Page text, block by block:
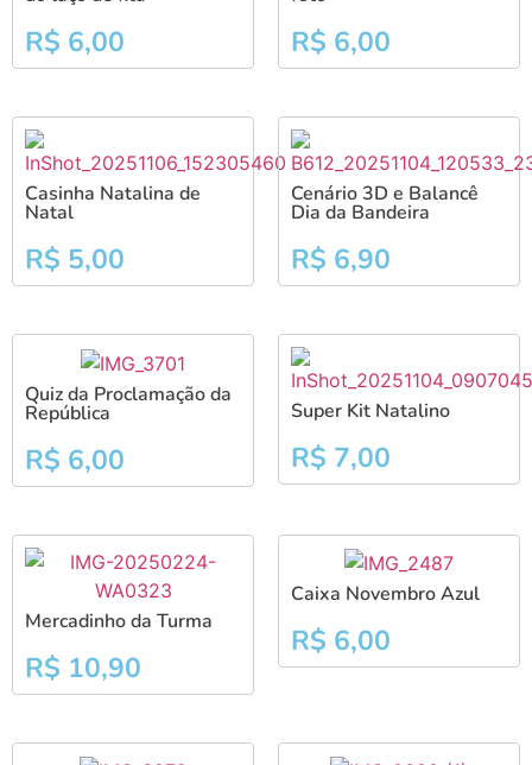
R$ 6,00 R$ 6,00
Casinha Natalina de
Natal
R$ 5,00
Cenário 3D e Balancê
Dia da Bandeira
R$ 6,90
Quiz da Proclamação da
República
R$ 6,00
Super Kit Natalino
R$ 7,00
Mercadinho da Turma
R$ 10,90
Caixa Novembro Azul
R$ 6,00